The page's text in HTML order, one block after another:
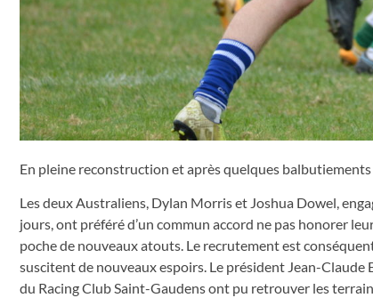
En pleine reconstruction et après quelques balbutiements
Les deux Australiens, Dylan Morris et Joshua Dowel,
jours, ont préféré d’un commun accord ne pas honorer
poche de nouveaux atouts. Le recrutement est
suscitent de nouveaux espoirs. Le président Jean-Claude
du Racing Club Saint-Gaudens ont pu retrouver les